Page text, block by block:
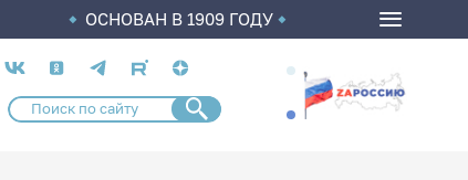
ОСНОВАН В 1909 ГОДУ
Социальные
сети